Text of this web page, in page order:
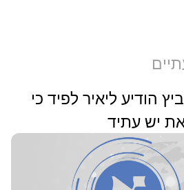
הודיע ליאיר לפיד כי
יש עתיד